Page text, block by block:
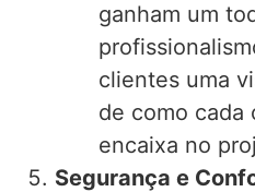
ganham um
clientes uma
de como cada
encaixa no
Segurança e